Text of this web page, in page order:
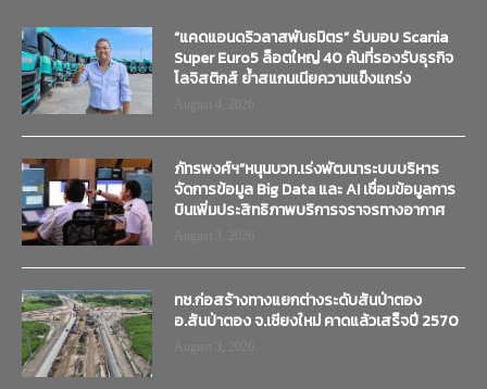
“แคดแอนดริวลาสพันธมิตร” รับมอบ Scania
Super Euro5 ล็อตใหญ่ 40 คันที่รองรับธุรกิจ
โลจิสติกส์ ย้ำสแกนเนียความแข็งแกร่ง
ภัทรพงศ์ฯ”หนุนบวท.เร่งพัฒนาระบบบริหาร
จัดการข้อมูล Big Data และ AI เชื่อมข้อมูลการ
บินเพิ่มประสิทธิภาพบริการจราจรทางอากาศ
ทช.ก่อสร้างทางแยกต่างระดับสันป่าตอง
อ.สันป่าตอง จ.เชียงใหม่ คาดแล้วเสร็จปี 2570